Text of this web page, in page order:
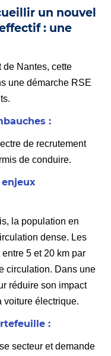
un nouvel
: une
de Nantes, cette
une démarche RSE
:
de recrutement
de conduire.
enjeux
la population en
dense. Les
5 et 20 km par
circulation. Dans une
réduire son impact
voiture électrique.
:
secteur et demande